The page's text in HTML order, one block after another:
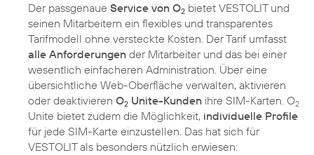
Der passgenaue Service von O2 bietet VESTOLIT und
seinen Mitarbeitern ein flexibles und transparentes
Tarifmodell ohne versteckte Kosten. Der Tarif umfasst
alle Anforderungen der Mitarbeiter und das bei einer
wesentlich einfacheren Administration. Über eine
übersichtliche Web-Oberfläche verwalten, aktivieren
oder deaktivieren O2 Unite-Kunden ihre SIM-Karten. O2
Unite bietet zudem die Möglichkeit, individuelle Profile
für jede SIM-Karte einzustellen. Das hat sich für
VESTOLIT als besonders nützlich erwiesen: